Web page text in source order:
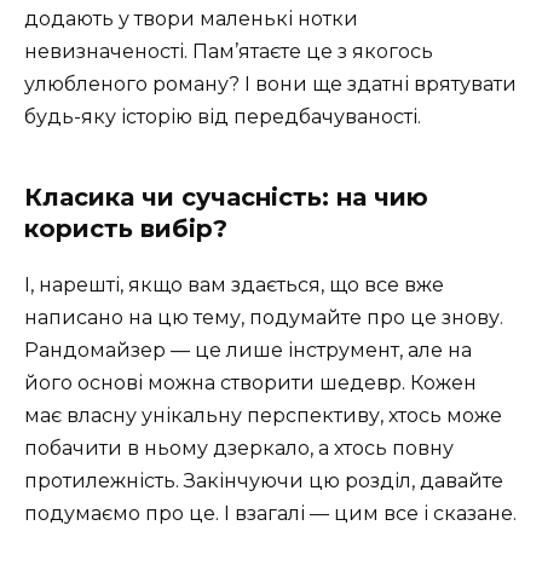
додають у твори маленькі нотки
невизначеності. Пам’ятаєте це з якогось
улюбленого роману? І вони ще здатні врятувати
будь-яку історію від передбачуваності.
Класика чи сучасність: на чию
користь вибір?
І, нарешті, якщо вам здається, що все вже
написано на цю тему, подумайте про це знову.
Рандомайзер — це лише інструмент, але на
його основі можна створити шедевр. Кожен
має власну унікальну перспективу, хтось може
побачити в ньому дзеркало, а хтось повну
протилежність. Закінчуючи цю розділ, давайте
подумаємо про це. І взагалі — цим все і сказане.